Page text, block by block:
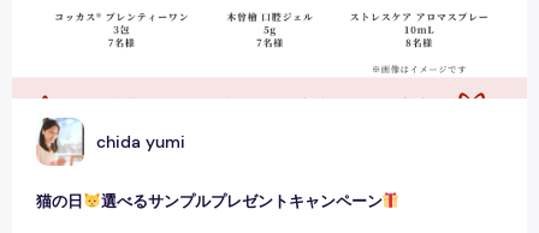
C chida yumi
猫の日 選べるサンプル⁡⁡プレゼントキャンペーン